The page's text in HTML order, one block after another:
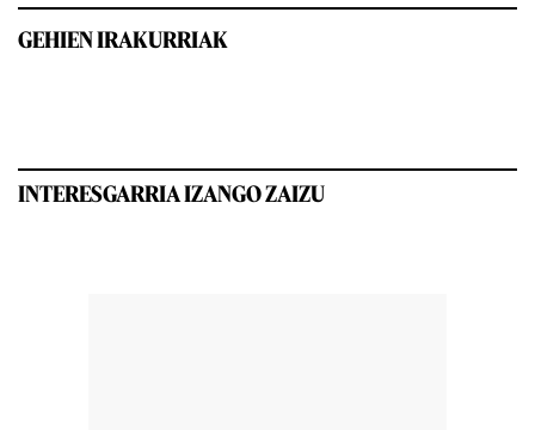
GEHIEN IRAKURRIAK
INTERESGARRIA IZANGO ZAIZU